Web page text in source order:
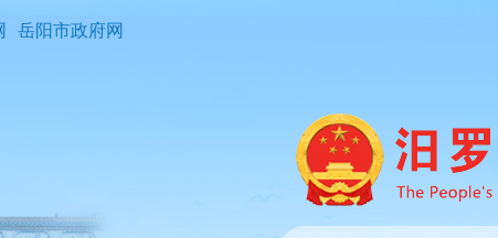
岳阳市政府网